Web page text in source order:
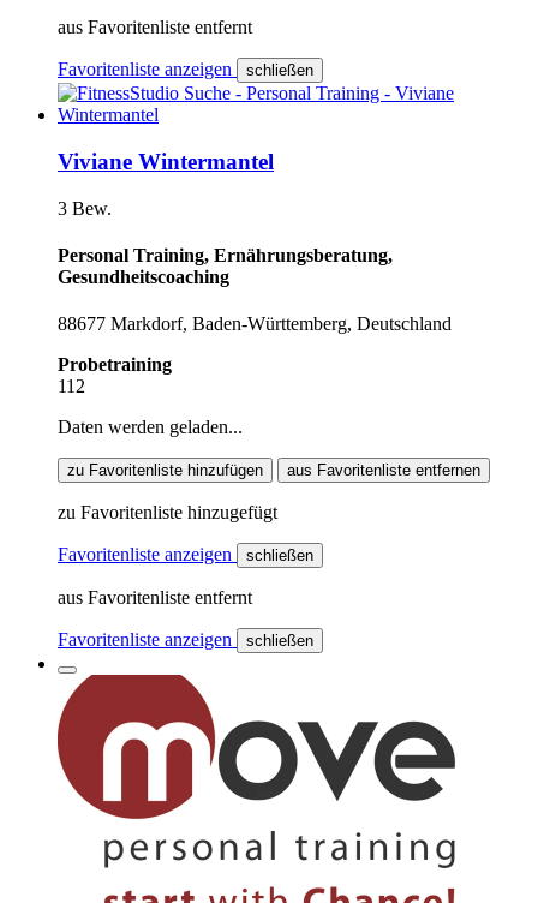
aus Favoritenliste entfernt
Favoritenliste anzeigen schließen
Viviane Wintermantel
3 Bew.
Personal Training, Ernährungsberatung,
Gesundheitscoaching
88677 Markdorf, Baden-Württemberg, Deutschland
Probetraining
112
Daten werden geladen...
zu Favoritenliste hinzufügen aus Favoritenliste entfernen
zu Favoritenliste hinzugefügt
Favoritenliste anzeigen schließen
aus Favoritenliste entfernt
Favoritenliste anzeigen schließen